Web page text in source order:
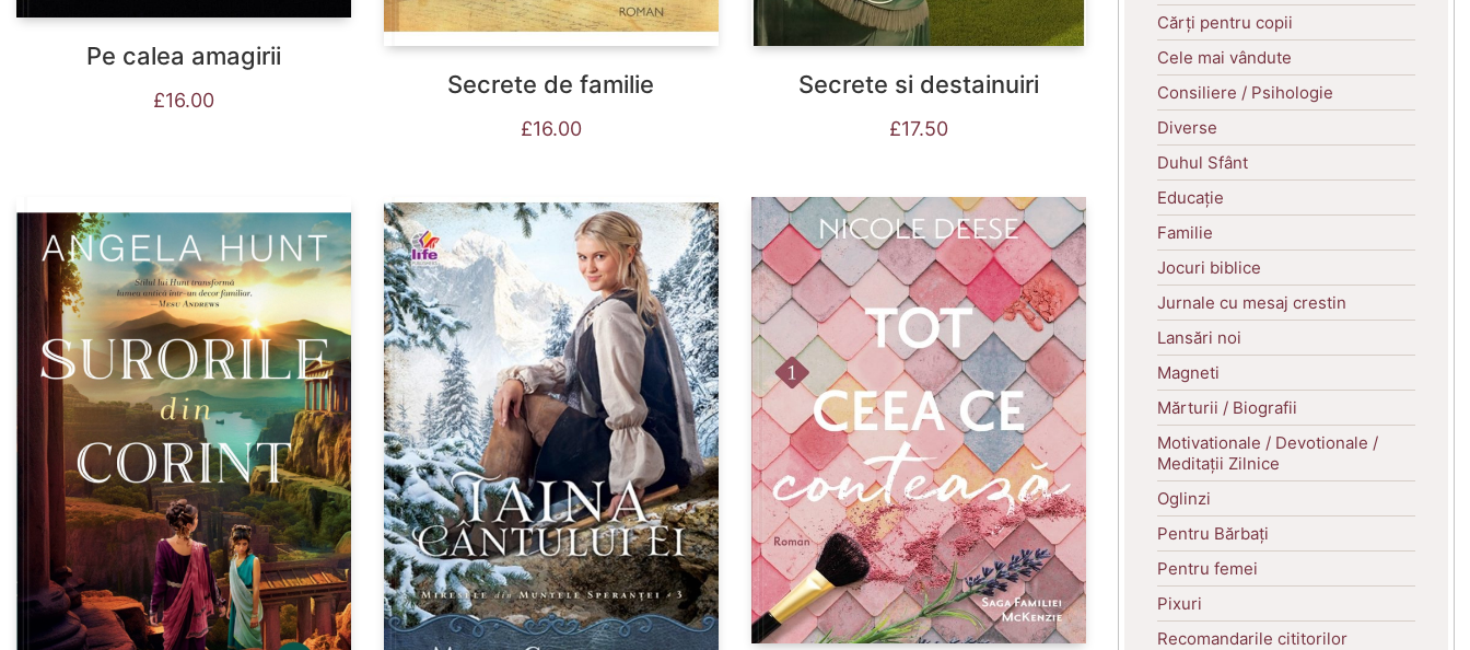
Pe calea amagirii
£16.00
Secrete de familie
£16.00
Secrete si destainuiri
£17.50
Cărți pentru copii
Cele mai vândute
Consiliere / Psihologie
Diverse
Duhul Sfânt
Educație
Familie
Jocuri biblice
Jurnale cu mesaj crestin
Lansări noi
Magneti
Mărturii / Biografii
Motivationale / Devotionale /
Meditații Zilnice
Oglinzi
Pentru Bărbați
Pentru femei
Pixuri
Recomandarile cititorilor